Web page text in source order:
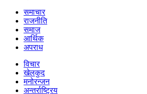
समाचार
राजनीति
समाज
आर्थिक
अपराध
विचार
खेलकुद
मनोरन्जन
अन्तर्राष्ट्रिय